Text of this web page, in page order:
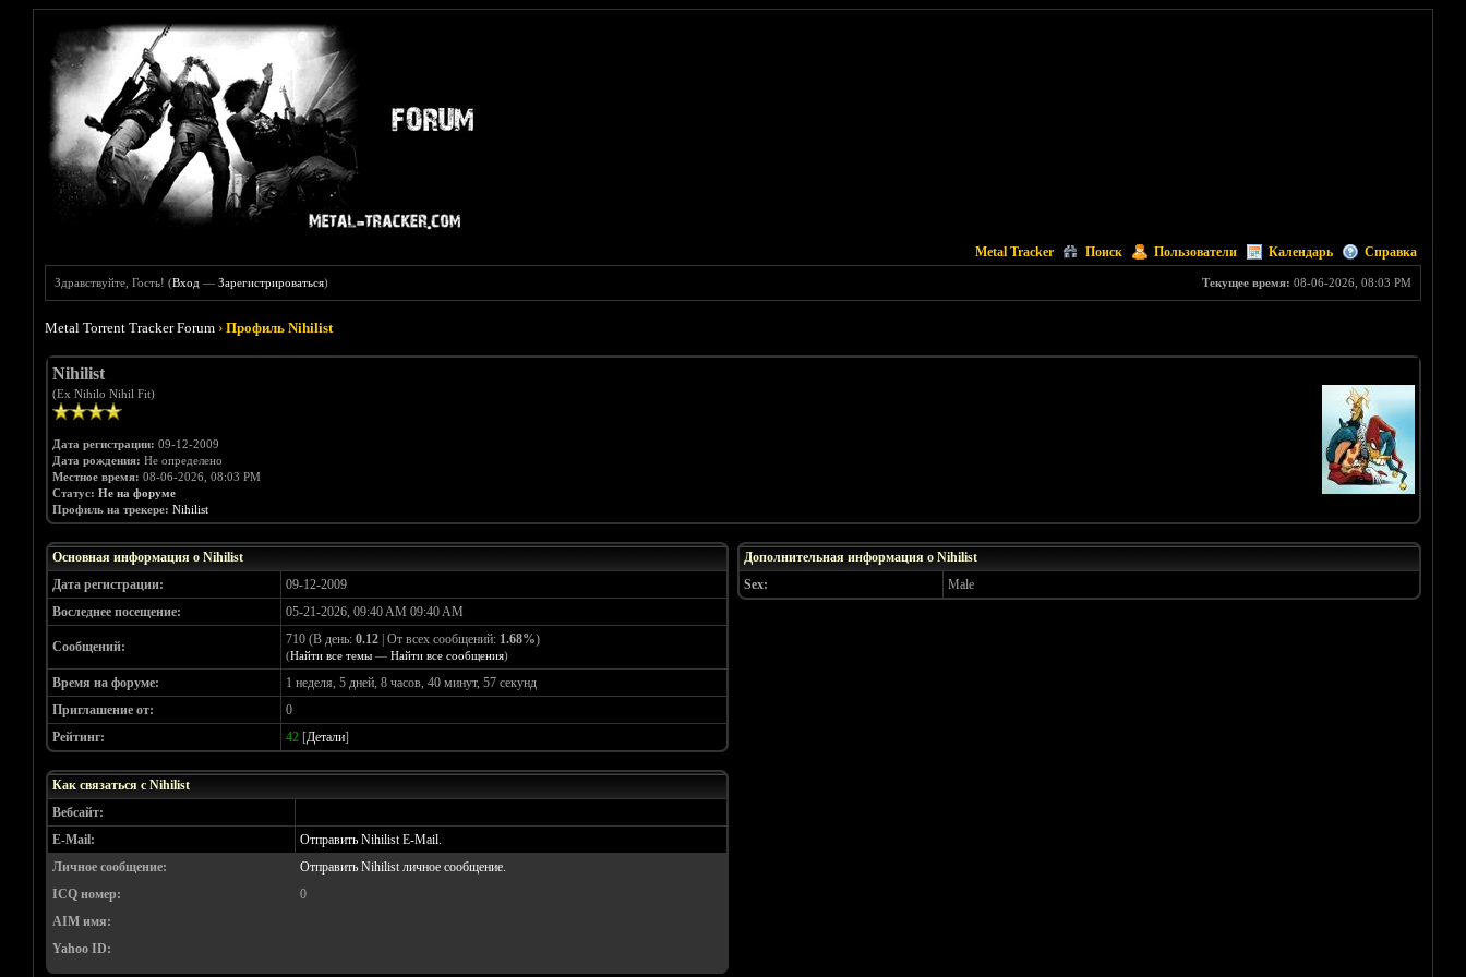
Metal Tracker Поиск Пользователи Календарь Справка
Текущее время: 08-06-2026, 08:03 PM
Здравствуйте, Гость! (Вход —Зарегистрироваться)
Metal Torrent Tracker Forum ›Профиль Nihilist
Nihilist
(Ex Nihilo Nihil Fit)
Дата регистрации: 09-12-2009
Дата рождения: Не определено
Местное время: 08-06-2026, 08:03 PM
Статус: Не на форуме
Профиль на трекере: Nihilist
Основная информация о Nihilist
Дата регистрации:
09-12-2009
Воследнее посещение:
05-21-2026, 09:40 AM 09:40 AM
Сообщений: 710 (В день: 0.12| От всех сообщений: 1.68%)
(Найти все темы— Найти все сообщения)
Время на форуме:
1 неделя, 5 дней, 8 часов, 40 минут, 57 секунд
Приглашение от:
0
Рейтинг:
42 [Детали]
Как связаться с Nihilist
Вебсайт:
E-Mail:
Отправить Nihilist E-Mail.
Личное сообщение:
Отправить Nihilist личное сообщение.
ICQ номер:
0
AIM имя:
Yahoo ID:
Дополнительная информация о Nihilist
Sex:
Male